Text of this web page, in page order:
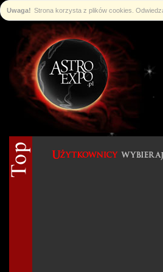
Uwaga! Strona korzysta z plików cookies.